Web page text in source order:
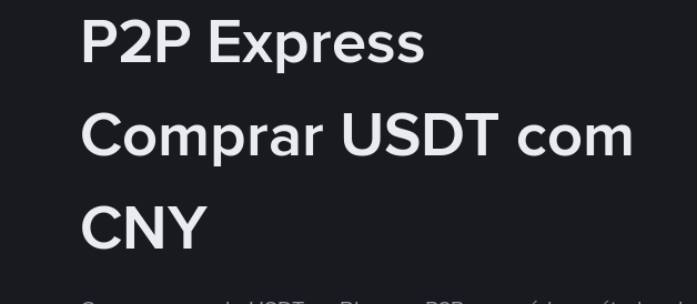
P2P Express
Comprar USDT com
CNY